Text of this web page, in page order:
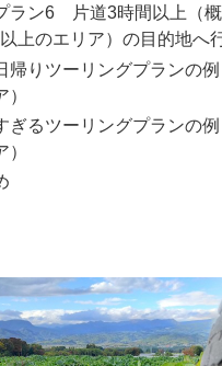
ラン6 片道3時間以上（
上のエリア）の目的地へ
帰りツーリングプランの
）
ぎるツーリングプランの
）